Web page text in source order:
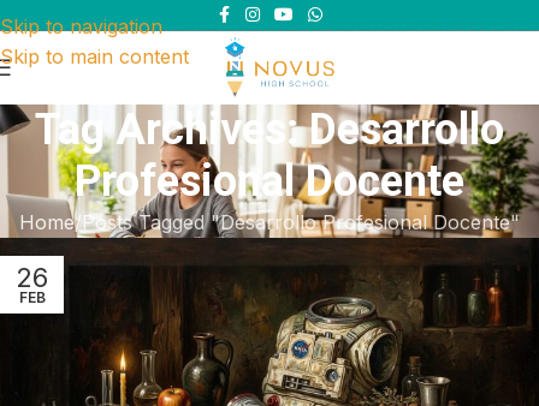
Skip to navigation
Skip to main content
Tag Archives: Desarrollo
Profesional Docente
Home Posts Tagged "Desarrollo Profesional Docente"
26
FEB